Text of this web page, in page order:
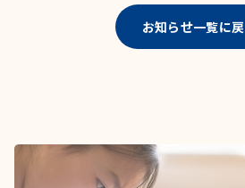
お知らせ一覧に